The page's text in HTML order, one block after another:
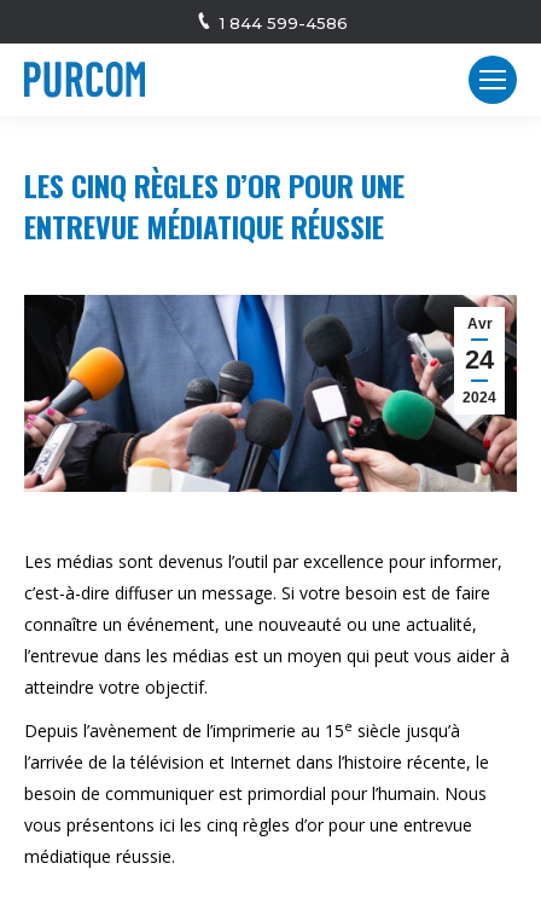
1 844 599-4586
LES CINQ RÈGLES D’OR POUR UNE
ENTREVUE MÉDIATIQUE RÉUSSIE
Avr
24
2024
Les médias sont devenus l’outil par excellence pour informer,
c’est-à-dire diffuser un message. Si votre besoin est de faire
connaître un événement, une nouveauté ou une actualité,
l’entrevue dans les médias est un moyen qui peut vous aider à
atteindre votre objectif.
Depuis l’avènement de l’imprimerie au 15e siècle jusqu’à
l’arrivée de la télévision et Internet dans l’histoire récente, le
besoin de communiquer est primordial pour l’humain. Nous
vous présentons ici les cinq règles d’or pour une entrevue
médiatique réussie.